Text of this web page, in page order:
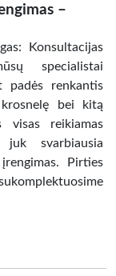
–
Konsultacijas
specialistai
padės renkantis
bei kitą
visas reikiamas
svarbiausia
Pirties